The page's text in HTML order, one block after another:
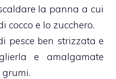
la panna a cui
cocco e lo zucchero.
pesce ben strizzata e
e amalgamate